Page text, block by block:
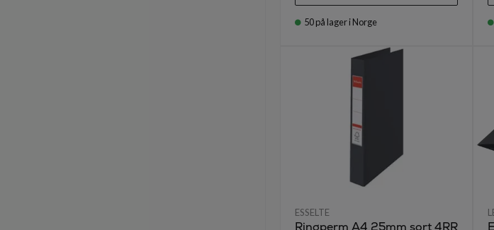
50 på lager i Norge
ESSELTE
Ringperm A4 25mm sort 4RR